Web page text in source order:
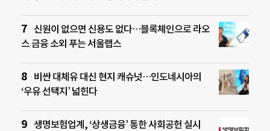
신원이 없으면 신용도 없다…블록체인으로 라오
스 금융 소외 푸는 서울랩스
비싼 대체유 대신 현지 캐슈넛…인도네시아의
‘우유 선택지’ 넓힌다
생명보험업계, ‘상생금융’ 통한 사회공헌 실시